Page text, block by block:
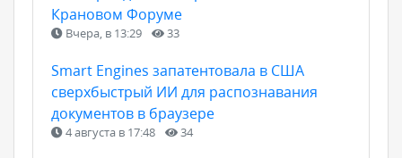
Крановом Форуме
Вчера, в 13:29 33
Smart Engines запатентовала в США
сверхбыстрый ИИ для распознавания
документов в браузере
4 августа в 17:48 34